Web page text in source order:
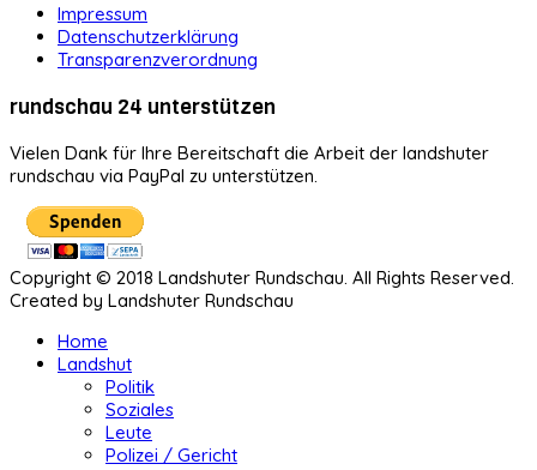
Impressum
Datenschutzerklärung
Transparenzverordnung
rundschau 24 unterstützen
Vielen Dank für Ihre Bereitschaft die Arbeit der landshuter
rundschau via PayPal zu unterstützen.
Copyright © 2018 Landshuter Rundschau. All Rights Reserved.
Created by Landshuter Rundschau
Home
Landshut
Politik
Soziales
Leute
Polizei / Gericht